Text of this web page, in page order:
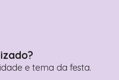
e tema da festa.